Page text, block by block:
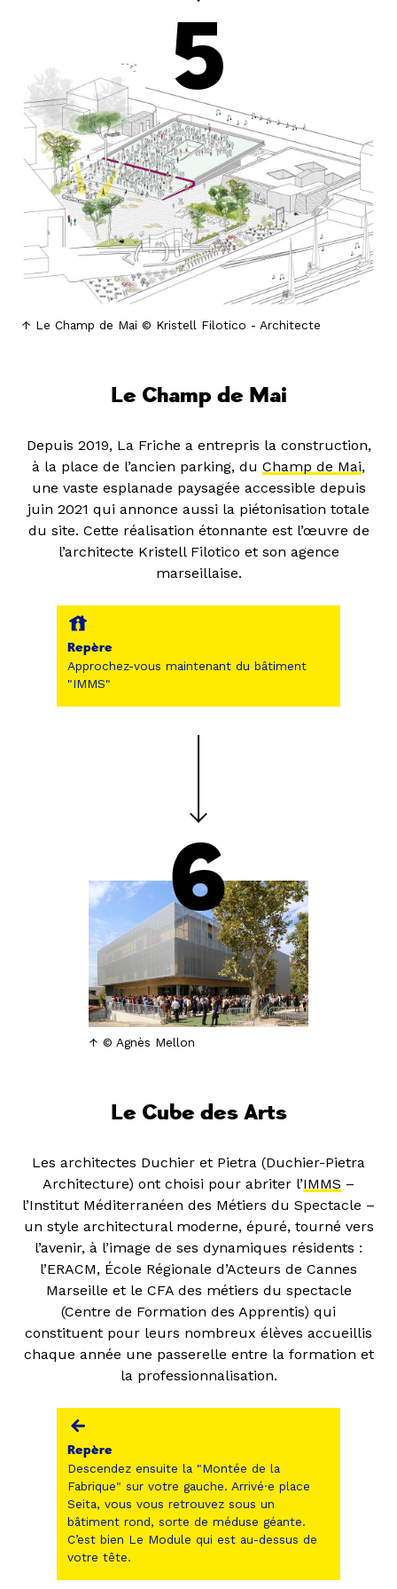
5
Le Champ de Mai © Kristell Filotico - Architecte
Le Champ de Mai
Depuis 2019, La Friche a entrepris la construction,
à la place de l’ancien parking, du Champ de Mai,
une vaste esplanade paysagée accessible depuis
juin 2021 qui annonce aussi la piétonisation totale
du site. Cette réalisation étonnante est l’œuvre de
l’architecte Kristell Filotico et son agence
marseillaise.
Repère
Approchez-vous maintenant du bâtiment
"IMMS"
6
© Agnès Mellon
Le Cube des Arts
Les architectes Duchier et Pietra (Duchier-Pietra
Architecture) ont choisi pour abriter l’IMMS –
l’Institut Méditerranéen des Métiers du Spectacle –
un style architectural moderne, épuré, tourné vers
l’avenir, à l’image de ses dynamiques résidents :
l’ERACM, École Régionale d’Acteurs de Cannes
Marseille et le CFA des métiers du spectacle
(Centre de Formation des Apprentis) qui
constituent pour leurs nombreux élèves accueillis
chaque année une passerelle entre la formation et
la professionnalisation.
Repère
Descendez ensuite la "Montée de la
Fabrique" sur votre gauche. Arrivé·e place
Seita, vous vous retrouvez sous un
bâtiment rond, sorte de méduse géante.
C’est bien Le Module qui est au-dessus de
votre tête.